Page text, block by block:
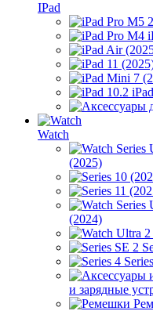
IPad
Watch
(2025)
(2024)
и зарядные